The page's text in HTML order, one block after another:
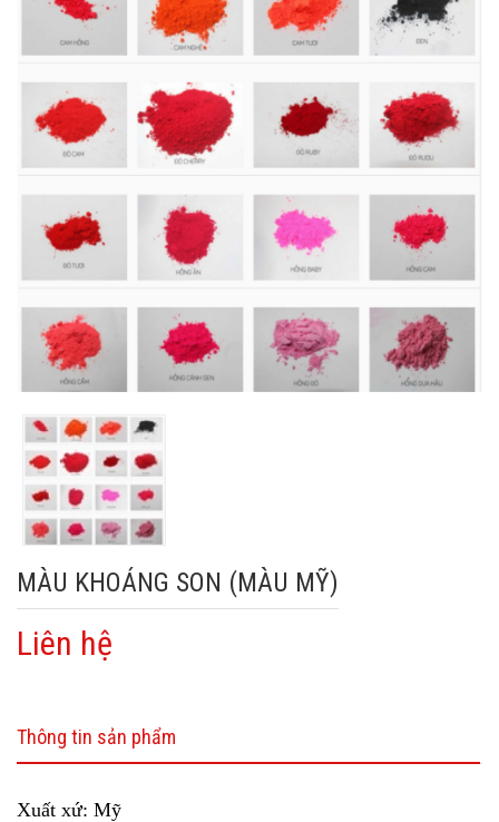
MÀU KHOÁNG SON (MÀU MỸ)
Liên hệ
Thông tin sản phẩm
Xuất xứ: Mỹ